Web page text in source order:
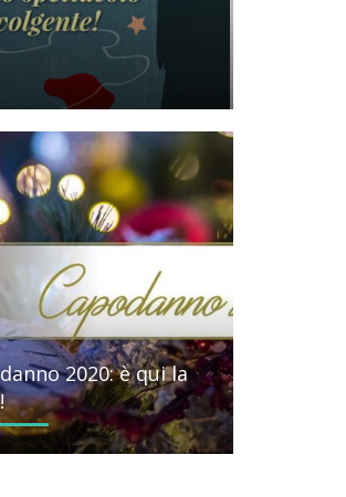
2020: è qui la